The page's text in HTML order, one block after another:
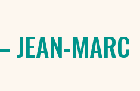
JEAN-MARC